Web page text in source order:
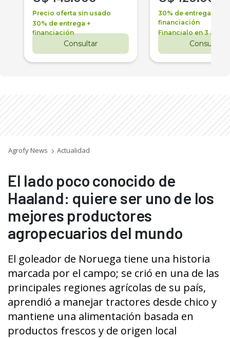
Precio oferta sin usado
30% de entrega +
financiación
Consultar
30% de entrega +
financiación
Financialo en 3 años
Consultar
Agrofy News Actualidad
El lado poco conocido de
Haaland: quiere ser uno de los
mejores productores
agropecuarios del mundo
El goleador de Noruega tiene una historia
marcada por el campo; se crió en una de las
principales regiones agrícolas de su país,
aprendió a manejar tractores desde chico y
mantiene una alimentación basada en
productos frescos y de origen local